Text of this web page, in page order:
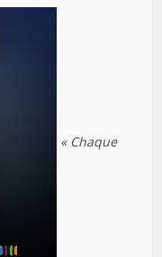
« Chaque